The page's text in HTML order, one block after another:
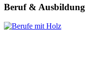
Beruf & Ausbildung